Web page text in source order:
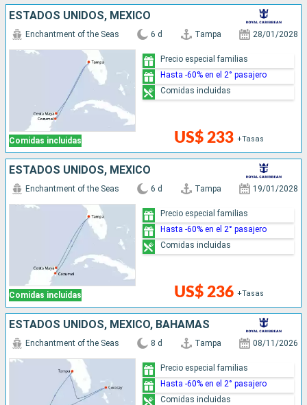
ESTADOS UNIDOS, MÉXICO
Comidas incluidas
Enchantment of the Seas 6 d Tampa 28/01/2028
US$ 233 +Tasas
Precio especial familias
Hasta -60% en el 2° pasajero
Comidas incluidas
ESTADOS UNIDOS, MÉXICO
Comidas incluidas
Enchantment of the Seas 6 d Tampa 19/01/2028
US$ 236 +Tasas
Precio especial familias
Hasta -60% en el 2° pasajero
Comidas incluidas
ESTADOS UNIDOS, MÉXICO, BAHAMAS
Enchantment of the Seas 8 d Tampa 08/11/2026
Precio especial familias
Hasta -60% en el 2° pasajero
Comidas incluidas